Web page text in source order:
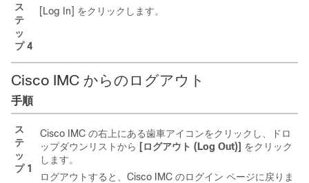
ス
テ
ッ
プ 4
[Log In] をクリックします。
Cisco IMC からのログアウト
手順
ス
テ
ッ
プ 1
Cisco IMC の右上にある歯車アイコンをクリックし、ドロ
ップダウンリストから [ログアウト (Log Out)] をクリック
します。
ログアウトすると、 Cisco IMC のログイン ページに戻りま